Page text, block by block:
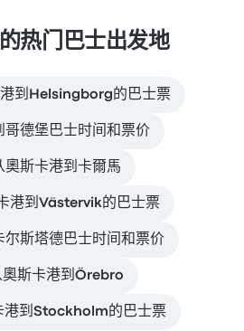
热门巴士出发地
到Helsingborg的巴士票
哥德堡巴士时间和票价
奧斯卡港到卡爾馬
港到Västervik的巴士票
尔斯塔德巴士时间和票价
奧斯卡港到Örebro
港到Stockholm的巴士票